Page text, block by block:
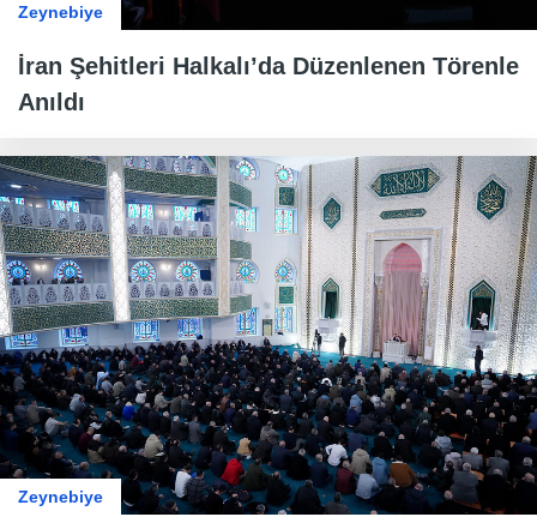
Zeynebiye
İran Şehitleri Halkalı’da Düzenlenen Törenle
Anıldı
Zeynebiye